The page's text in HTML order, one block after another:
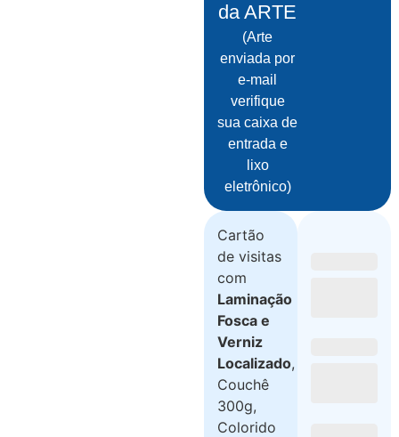
da ARTE
(Arte
enviada por
e-mail
verifique
sua caixa de
entrada e
lixo
eletrônico)
Cartão
de visitas
com
Laminação
Fosca e
Verniz
Localizado,
Couchê
300g,
Colorido